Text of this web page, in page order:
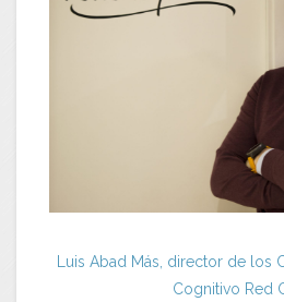
Luis Abad Más, director de los
Cognitivo Red